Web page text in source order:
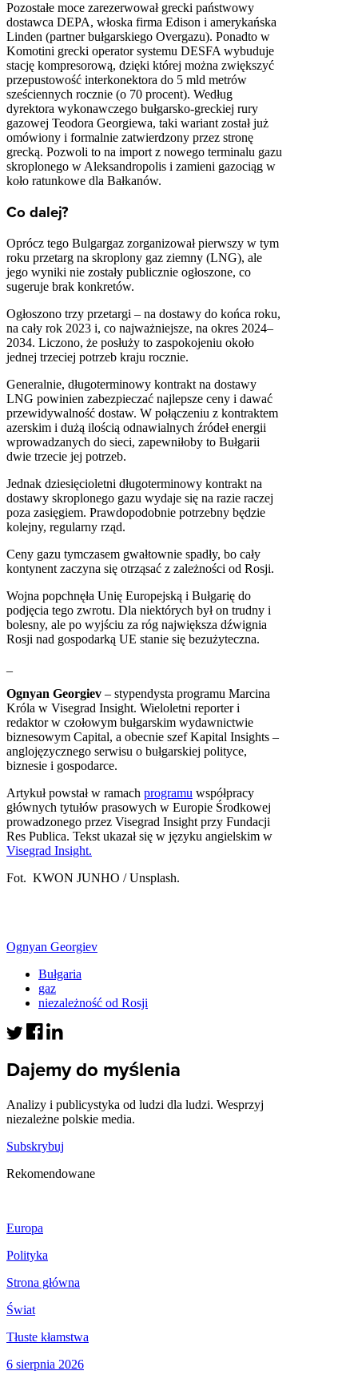
Pozostałe moce zarezerwował grecki państwowy
dostawca DEPA, włoska firma Edison i amerykańska
Linden (partner bułgarskiego Overgazu). Ponadto w
Komotini grecki operator systemu DESFA wybuduje
stację kompresorową, dzięki której można zwiększyć
przepustowość interkonektora do 5 mld metrów
sześciennych rocznie (o 70 procent). Według
dyrektora wykonawczego bułgarsko-greckiej rury
gazowej Teodora Georgiewa, taki wariant został już
omówiony i formalnie zatwierdzony przez stronę
grecką. Pozwoli to na import z nowego terminalu gazu
skroplonego w Aleksandropolis i zamieni gazociąg w
koło ratunkowe dla Bałkanów.
Co dalej?
Oprócz tego Bulgargaz zorganizował pierwszy w tym
roku przetarg na skroplony gaz ziemny (LNG), ale
jego wyniki nie zostały publicznie ogłoszone, co
sugeruje brak konkretów.
Ogłoszono trzy przetargi – na dostawy do końca roku,
na cały rok 2023 i, co najważniejsze, na okres 2024–
2034. Liczono, że posłuży to zaspokojeniu około
jednej trzeciej potrzeb kraju rocznie.
Generalnie, długoterminowy kontrakt na dostawy
LNG powinien zabezpieczać najlepsze ceny i dawać
przewidywalność dostaw. W połączeniu z kontraktem
azerskim i dużą ilością odnawialnych źródeł energii
wprowadzanych do sieci, zapewniłoby to Bułgarii
dwie trzecie jej potrzeb.
Jednak dziesięcioletni długoterminowy kontrakt na
dostawy skroplonego gazu wydaje się na razie raczej
poza zasięgiem. Prawdopodobnie potrzebny będzie
kolejny, regularny rząd.
Ceny gazu tymczasem gwałtownie spadły, bo cały
kontynent zaczyna się otrząsać z zależności od Rosji.
Wojna popchnęła Unię Europejską i Bułgarię do
podjęcia tego zwrotu. Dla niektórych był on trudny i
bolesny, ale po wyjściu za róg największa dźwignia
Rosji nad gospodarką UE stanie się bezużyteczna.
Ognyan Georgiev – stypendysta programu Marcina
Króla w Visegrad Insight. Wieloletni reporter i
redaktor w czołowym bułgarskim wydawnictwie
biznesowym Capital, a obecnie szef Kapital Insights –
anglojęzycznego serwisu o bułgarskiej polityce,
biznesie i gospodarce.
Artykuł powstał w ramach programu współpracy
głównych tytułów prasowych w Europie Środkowej
prowadzonego przez Visegrad Insight przy Fundacji
Res Publica. Tekst ukazał się w języku angielskim w
Visegrad Insight.
Fot. KWON JUNHO / Unsplash.
Ognyan Georgiev
Bułgaria
gaz
niezależność od Rosji
Dajemy do myślenia
Analizy i publicystyka od ludzi dla ludzi. Wesprzyj
niezależne polskie media.
Subskrybuj
Rekomendowane
Europa
Polityka
Strona główna
Świat
Tłuste kłamstwa
6 sierpnia 2026